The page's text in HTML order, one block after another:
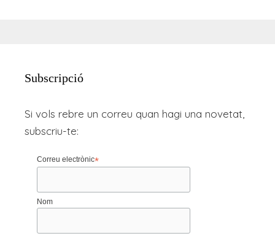
Subscripció
Si vols rebre un correu quan hagi una novetat,
subscriu-te:
Correu electrònic*
Nom